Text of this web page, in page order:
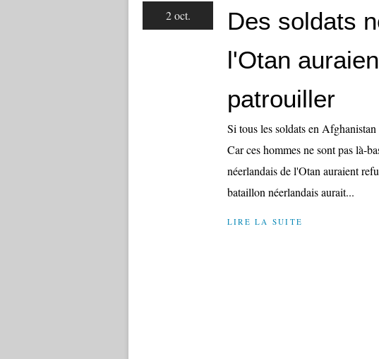
2 oct.
Des soldats
l'Otan
patrouiller
Si tous les soldats en
Car ces hommes ne sont pas là-
néerlandais de l'Otan auraient
bataillon néerlandais aurait...
LIRE LA SUITE